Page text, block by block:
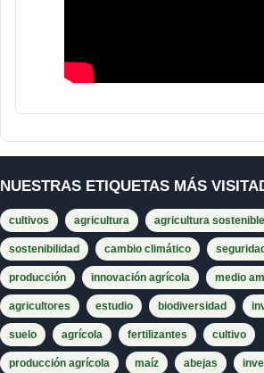
NUESTRAS ETIQUETAS MÁS
cultivos agricultura agricultura sostenible
sostenibilidad cambio climático
producción innovación agrícola medio
agricultores estudio biodiversidad
suelo agrícola fertilizantes cultivo
producción agrícola maíz abejas